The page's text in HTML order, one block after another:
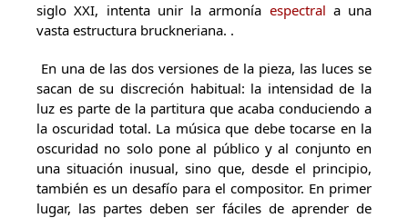
siglo XXI, intenta unir la armonía espectral a una
vasta estructura bruckneriana. .
En una de las dos versiones de la pieza, las luces se
sacan de su discreción habitual: la intensidad de la
luz es parte de la partitura que acaba conduciendo a
la oscuridad total. La música que debe tocarse en la
oscuridad no solo pone al público y al conjunto en
una situación inusual, sino que, desde el principio,
también es un desafío para el compositor. En primer
lugar, las partes deben ser fáciles de aprender de